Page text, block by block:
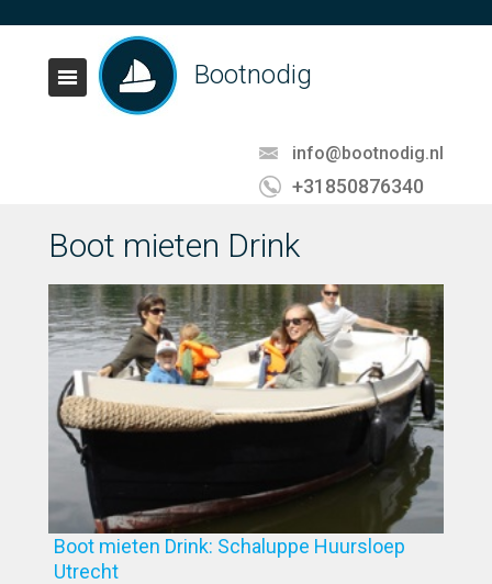
Bootnodig
info@bootnodig.nl
+31850876340
Boot mieten Drink
Boot mieten Drink: Schaluppe Huursloep
Utrecht